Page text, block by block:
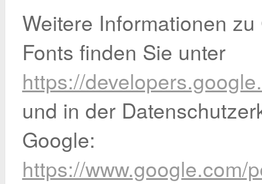
Weitere Informationen
Fonts finden Sie unter
https://
und in der
Google:
https://www.google.com/